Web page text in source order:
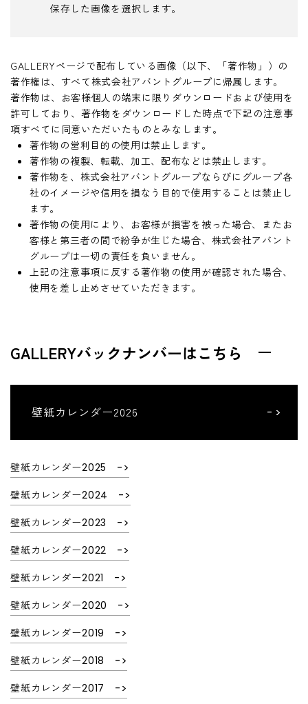
保存した画像を選択します。
GALLERYページで配布している画像（以下、「著作物」）の
著作権は、すべて株式会社アバントグループに帰属します。
著作物は、お客様個人の端末に限りダウンロードおよび使用を
許可しており、著作物をダウンロードした時点で下記の注意事
項すべてに同意いただいたものとみなします。
著作物の営利目的の使用は禁止します。
著作物の複製、転載、加工、配布などは禁止します。
著作物を、株式会社アバントグループならびにグループ各
社のイメージや信用を損なう目的で使用することは禁止し
ます。
著作物の使用により、お客様が損害を被った場合、またお
客様と第三者の間で紛争が生じた場合、株式会社アバント
グループは一切の責任を負いません。
上記の注意事項に反する著作物の使用が確認された場合、
使用を差し止めさせていただきます。
GALLERYバックナンバーはこちら
壁紙カレンダー2026
壁紙カレンダー2025
壁紙カレンダー2024
壁紙カレンダー2023
壁紙カレンダー2022
壁紙カレンダー2021
壁紙カレンダー2020
壁紙カレンダー2019
壁紙カレンダー2018
壁紙カレンダー2017